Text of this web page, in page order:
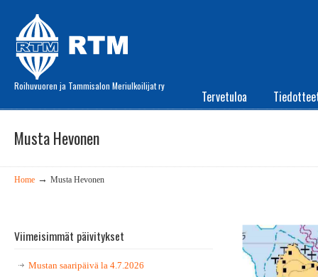
Roihuvuoren ja Tammisalon Meriulkoilijat ry
Tervetuloa
Musta Hevonen
Home → Musta Hevonen
Viimeisimmät päivitykset
Mustan saaripäivä la 4.7.2026